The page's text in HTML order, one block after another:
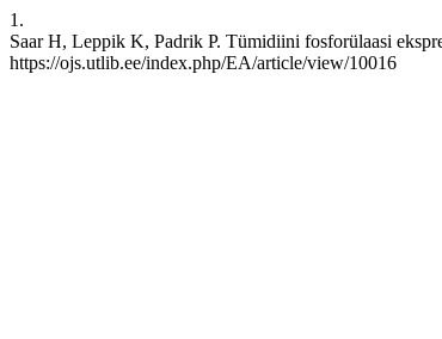
1.
Saar H, Leppik K, Padrik P. Tümidiini fosforülaasi
https://ojs.utlib.ee/index.php/EA/article/view/10016